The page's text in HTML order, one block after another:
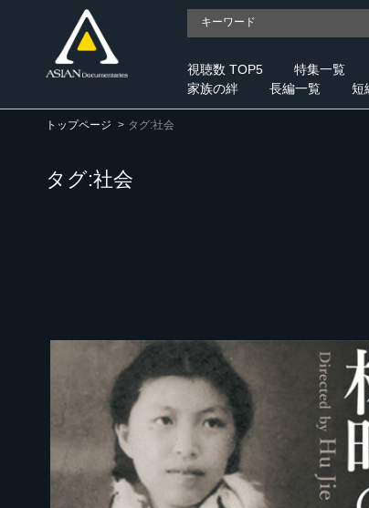
視聴数 TOP5 特集一覧
家族の絆
長編一覧 短
トップページ タグ:社会
タグ:社会